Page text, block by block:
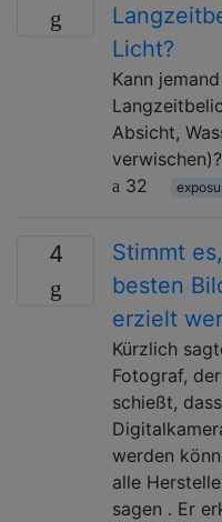
Licht?
Kann
Absicht,
verwischen)?
32
4
Stimmt
besten
erzielt
Kürzlich
Fotograf,
schießt,
werden
alle
sagen . Er